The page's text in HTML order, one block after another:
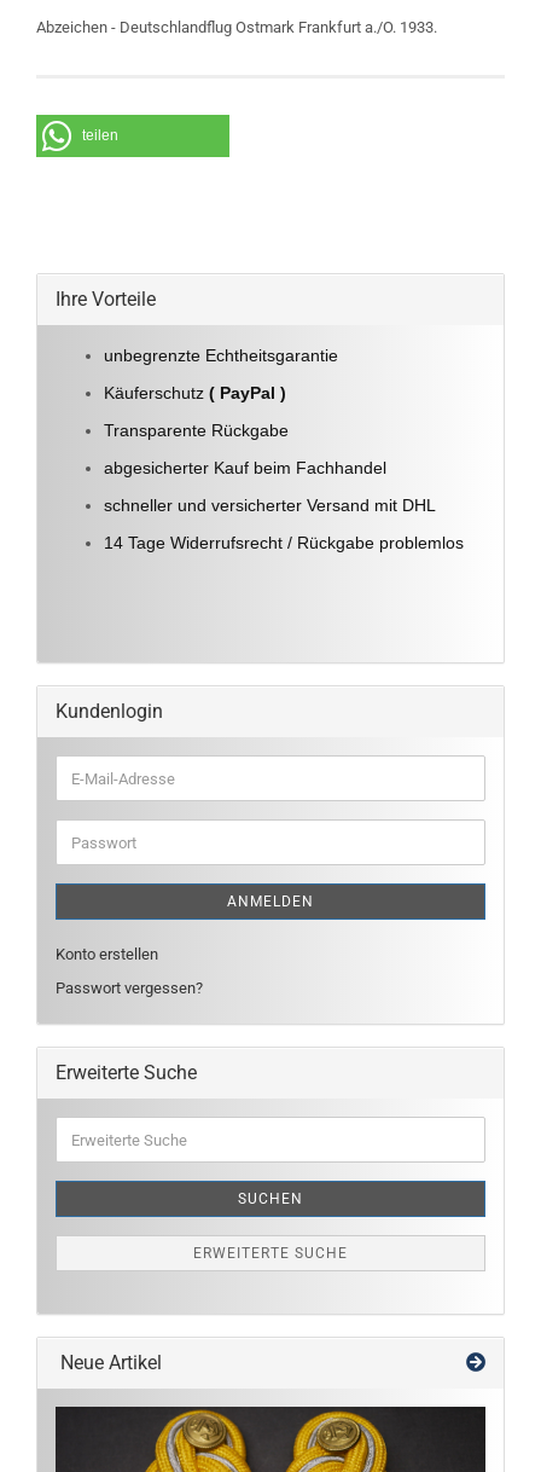
Abzeichen - Deutschlandflug Ostmark Frankfurt a./O. 1933.
teilen
Ihre Vorteile
unbegrenzte Echtheitsgarantie
Käuferschutz ( PayPal )
Transparente Rückgabe
abgesicherter Kauf beim Fachhandel
schneller und versicherter Versand mit DHL
14 Tage Widerrufsrecht / Rückgabe problemlos
Kundenlogin
E-
Mail-
Adresse
Passwort
ANMELDEN
Konto erstellen
Passwort vergessen?
Erweiterte Suche
Suche
SUCHEN
ERWEITERTE SUCHE
Neue Artikel